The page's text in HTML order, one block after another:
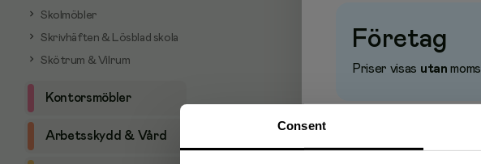
Consent
Skolmöbler
Skrivhäften & Lösblad skola
Skötrum & Vilrum
Kontorsmöbler
Arbetsskydd & Vård
Företag
Priser visas utan moms